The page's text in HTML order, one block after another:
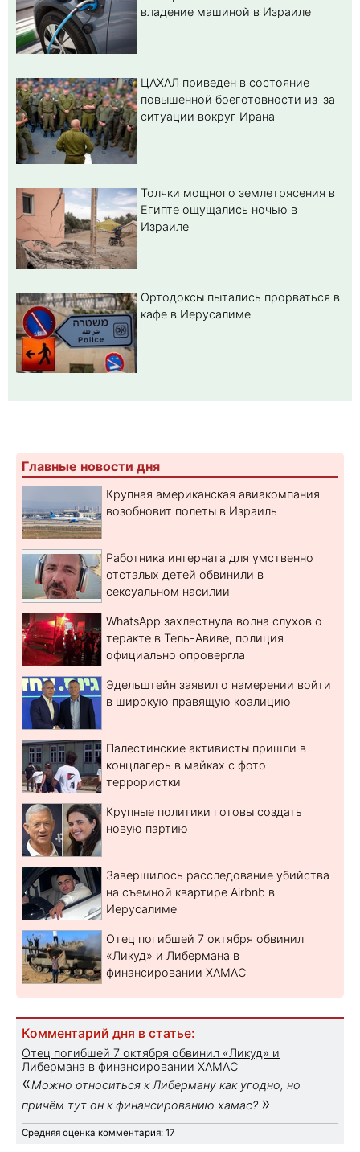
владение машиной в Израиле
ЦАХАЛ приведен в состояние
повышенной боеготовности из-за
ситуации вокруг Ирана
Толчки мощного землетрясения в
Египте ощущались ночью в
Израиле
Ортодоксы пытались прорваться в
кафе в Иерусалиме
Главные новости дня
Крупная американская авиакомпания
возобновит полеты в Израиль
Работника интерната для умственно
отсталых детей обвинили в
сексуальном насилии
WhatsApp захлестнула волна слухов о
теракте в Тель-Авиве, полиция
официально опровергла
Эдельштейн заявил о намерении войти
в широкую правящую коалицию
Палестинские активисты пришли в
концлагерь в майках с фото
террористки
Крупные политики готовы создать
новую партию
Завершилось расследование убийства
на съемной квартире Airbnb в
Иерусалиме
Отец погибшей 7 октября обвинил
«Ликуд» и Либермана в
финансировании ХАМАС
Комментарий дня в статье:
Отец погибшей 7 октября обвинил «Ликуд» и
Либермана в финансировании ХАМАС
«Можно относиться к Либерману как угодно, но
причём тут он к финансированию хамас? »
Средняя оценка комментария: 17